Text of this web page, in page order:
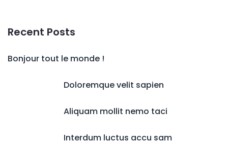
Recent Posts
Bonjour tout le monde !
Doloremque velit sapien
Aliquam mollit nemo taci
Interdum luctus accu sam